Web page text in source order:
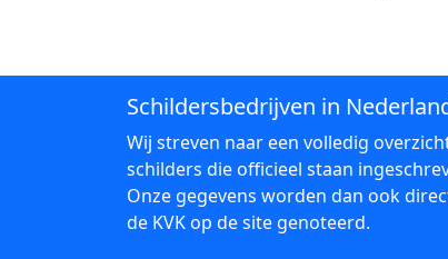
Schildersbedrijven in
Wij streven naar een volledig
schilders die officieel staan
Onze gegevens worden dan ook
de KVK op de site genoteerd.